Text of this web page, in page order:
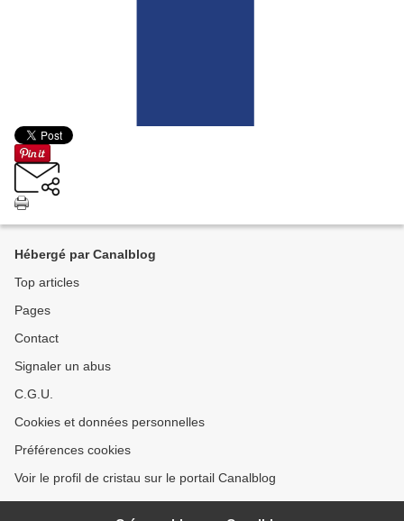
Hébergé par Canalblog
Top articles
Pages
Contact
Signaler un abus
C.G.U.
Cookies et données personnelles
Préférences cookies
Voir le profil de cristau sur le portail Canalblog